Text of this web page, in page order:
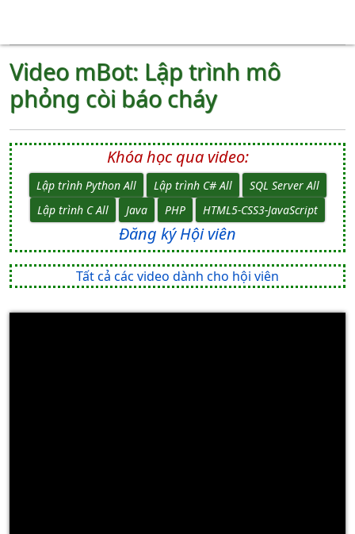
Video mBot: Lập trình mô
phỏng còi báo cháy
Khóa học qua video:
Lập trình Python All Lập trình C# All
SQL Server All
Lập trình C All
Java PHP HTML5-CSS3-JavaScript
Đăng ký Hội viên
Tất cả các video dành cho hội viên